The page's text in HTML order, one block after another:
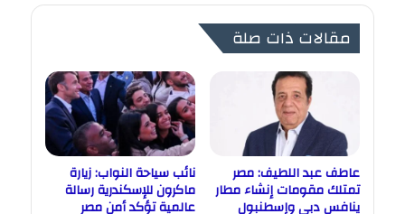
مقالات ذات صلة
عاطف عبد اللطيف: مصر
تمتلك مقومات إنشاء مطار
ينافس دبي وإسطنبول
نائب سياحة النواب: زيارة
ماكرون للإسكندرية رسالة
عالمية تؤكد أمن مصر